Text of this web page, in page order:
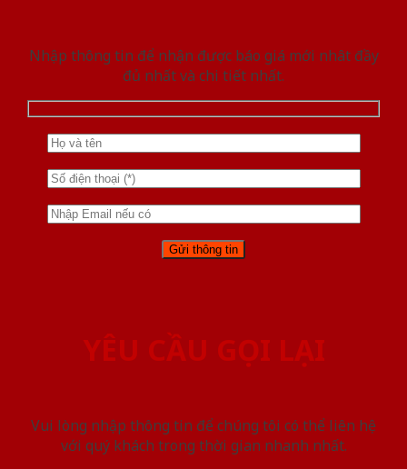
Nhập thông tin để nhận được báo giá mới nhât đầy
đủ nhất và chi tiết nhất.
YÊU CẦU GỌI LẠI
Vui lòng nhập thông tin để chúng tôi có thể liên hệ
với quý khách trong thời gian nhanh nhất.